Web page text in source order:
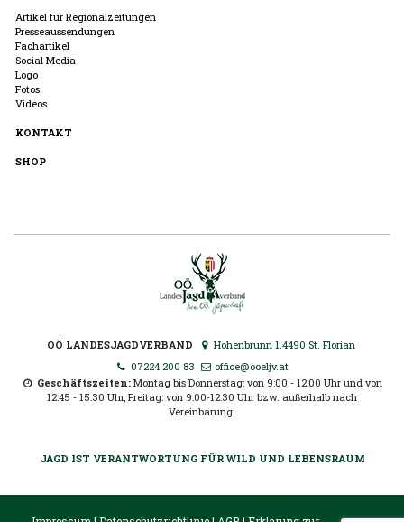
Artikel für Regionalzeitungen
Presseaussendungen
Fachartikel
Social Media
Logo
Fotos
Videos
KONTAKT
SHOP
OÖ LANDESJAGDVERBAND
Hohenbrunn 1.4490 St. Florian
07224 200 83
office@ooeljv.at
Geschäftszeiten: Montag bis Donnerstag: von 9:00 - 12:00 Uhr und von
12:45 - 15:30 Uhr, Freitag: von 9:00-12:30 Uhr bzw. außerhalb nach
Vereinbarung.
JAGD IST VERANTWORTUNG FÜR WILD UND LEBENSRAUM